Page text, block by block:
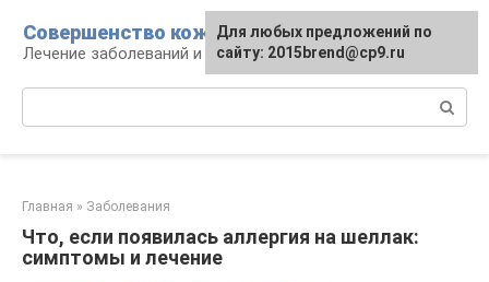
контенту
Совершенство кожи
Лечение заболеваний и уход за кожей
Главная » Заболевания
Что, если появилась аллергия на шеллак:
симптомы и лечение
Для любых предложений по
сайту: 2015brend@cp9.ru